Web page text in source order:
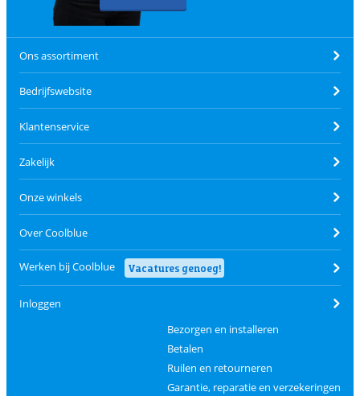
Ons assortiment
Bedrijfswebsite
Klantenservice
Zakelijk
Onze winkels
Over Coolblue
Werken bij Coolblue Vacatures genoeg!
Inloggen
Bezorgen en installeren
Betalen
Ruilen en retourneren
Garantie, reparatie en verzekeringen